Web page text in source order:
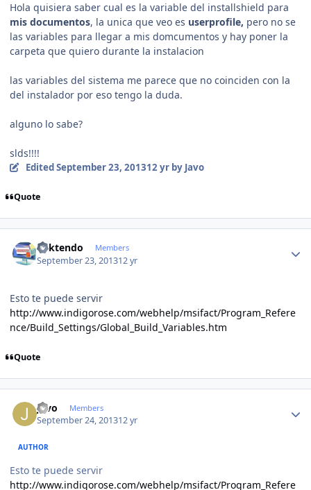
Hola quisiera saber cual es la variable del installshield para
mis documentos, la unica que veo es userprofile, pero no se
las variables para llegar a mis domcumentos y hay poner la
carpeta que quiero durante la instalacion
las variables del sistema me parece que no coinciden con la
del instalador por eso tengo la duda.
alguno lo sabe?
slds!!!!
EditedSeptember 23, 201312 yrby Javo
Quote
ricktendo Members
September 23, 201312 yr
Esto te puede servir
http://www.indigorose.com/webhelp/msifact/Program_Refere
nce/Build_Settings/Global_Build_Variables.htm
Quote
Javo Members
September 24, 201312 yr
AUTHOR
Esto te puede servir
http://www.indigorose.com/webhelp/msifact/Program_Refere